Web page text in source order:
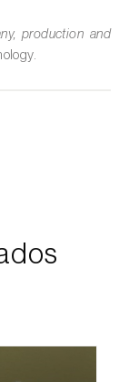
production and